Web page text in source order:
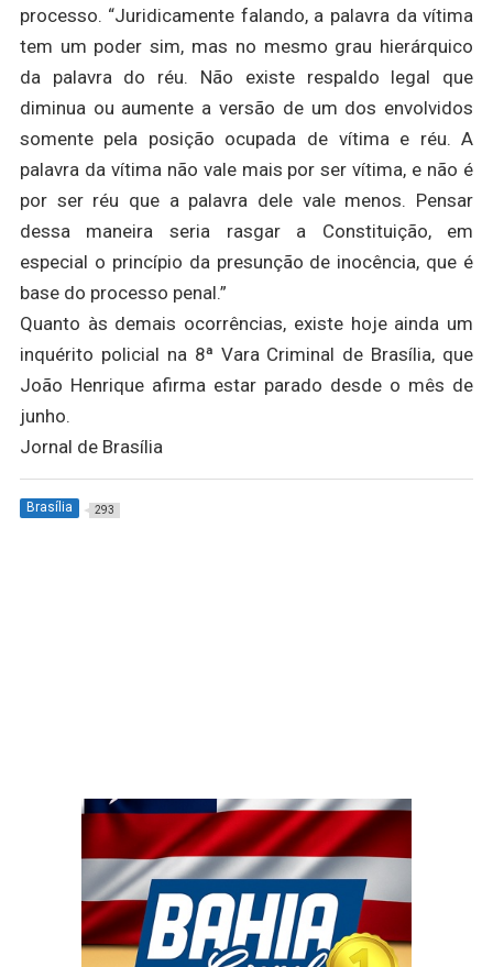
processo. “Juridicamente falando, a palavra da vítima
tem um poder sim, mas no mesmo grau hierárquico
da palavra do réu. Não existe respaldo legal que
diminua ou aumente a versão de um dos envolvidos
somente pela posição ocupada de vítima e réu. A
palavra da vítima não vale mais por ser vítima, e não é
por ser réu que a palavra dele vale menos. Pensar
dessa maneira seria rasgar a Constituição, em
especial o princípio da presunção de inocência, que é
base do processo penal.”
Quanto às demais ocorrências, existe hoje ainda um
inquérito policial na 8ª Vara Criminal de Brasília, que
João Henrique afirma estar parado desde o mês de
junho.
Jornal de Brasília
Brasília 293